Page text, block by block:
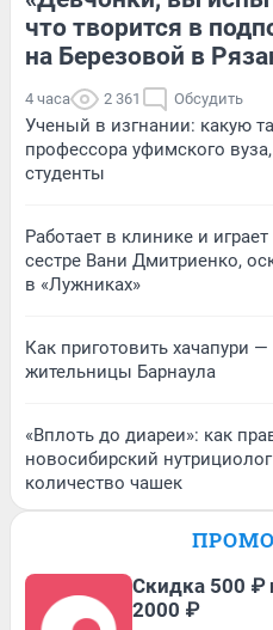
что творится в
на Березовой в
4 часа 2 361 Обсудить
Ученый в изгнании: какую
профессора уфимского
студенты
Работает в клинике и
сестре Вани Дмитриенко,
в «Лужниках»
Как приготовить хачапури
жительницы Барнаула
«Вплоть до диареи»: как
новосибирский
количество чашек
Скидка 500 ₽
2000 ₽